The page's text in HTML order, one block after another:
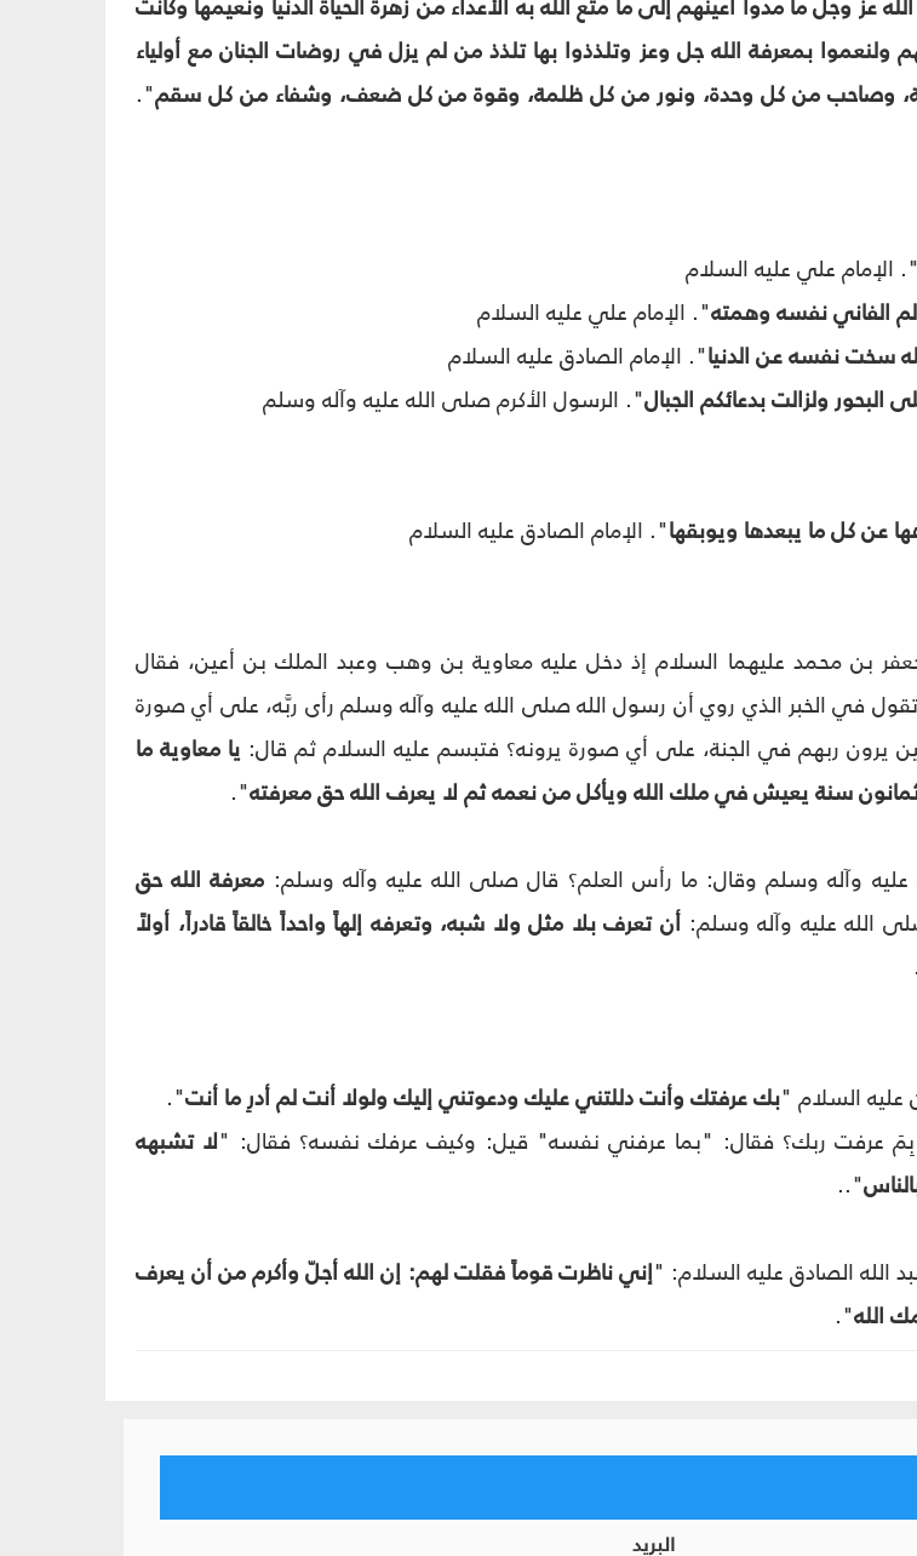
وجل ما مدوا أعينهم إلى ما متَّع الله به الأعداء من زهرة الحياة الدنيا ونعيمها وكانت
ولنعموا بمعرفة الله جل وعز وتلذذوا بها تلذذ من لم يزل في روضات الجنان مع أولياء
وصاحب من كل وحدة، ونور من كل ظلمة، وقوة من كل ضعف، وشفاء من كل سقم".
". الإمام علي عليه السلام
الفاني نفسه وهمته". الإمام علي عليه السلام
سخت نفسه عن الدنيا". الإمام الصادق عليه السلام
ولزالت بدعائكم الجبال". الرسول الأكرم صلى الله عليه وآله وسلم
عن كل ما يبعدها ويوبقها". الإمام الصادق عليه السلام
بن محمد عليهما السلام إذ دخل عليه معاوية بن وهب وعبد الملك بن أعين، فقال
في الخبر الذي روي أن رسول الله صلى الله عليه وآله وسلم رأى ربَّه، على أي صورة
يرون ربهم في الجنة، على أي صورة يرونه؟ فتبسم عليه السلام ثم قال: يا معاوية ما
سنة يعيش في ملك الله ويأكل من نعمه ثم لا يعرف الله حق معرفته".
وآله وسلم وقال: ما رأس العلم؟ قال صلى الله عليه وآله وسلم: معرفة الله حق
الله عليه وآله وسلم: أن تعرف بلا مثل ولا شبه، وتعرفه إلهاً واحداً خالقاً قادراً، أولاً
عليه السلام "بك عرفتك وأنت دللتني عليك ودعوتني إليك ولولا أنت لم أدرِ ما أنت".
بِمَ عرفت ربك؟ فقال: "بما عرفني نفسه" قيل: وكيف عرفك نفسه؟ فقال: "لا تشبهه
"..
الصادق عليه السلام: "إني ناظرت قوماً فقلت لهم: إن الله أجلّ وأكرم من أن يعرف
الله".
البريد